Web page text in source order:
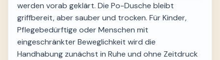
werden vorab geklärt. Die Po-Dusche bleibt
griffbereit, aber sauber und trocken. Für Kinder,
Pflegebedürftige oder Menschen mit
eingeschränkter Beweglichkeit wird die
Handhabung zunächst in Ruhe und ohne Zeitdruck